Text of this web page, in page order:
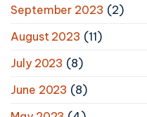
September 2023 (2)
August 2023 (11)
July 2023 (8)
June 2023 (8)